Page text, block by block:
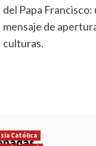
del Papa
mensaje de
culturas.
Católica